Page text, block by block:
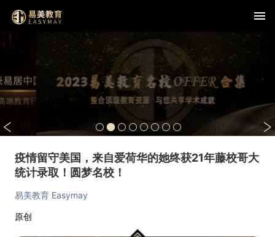
疫情留守美国，来自爱荷华的她终获21年藤校哥大
统计录取！圆梦名校！
易美教育 Easymay
原创